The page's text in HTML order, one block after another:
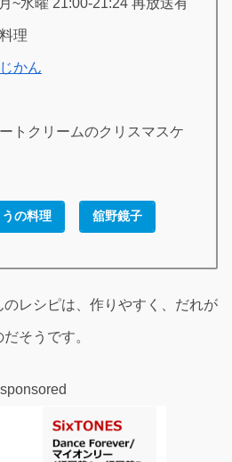
~水曜 21:00-21:24 再放送有
理
かん
トクリームのクリスマスケ
うの料理 舘野鏡子
のレシピは、作りやすく、だれが
そうです。
sponsored